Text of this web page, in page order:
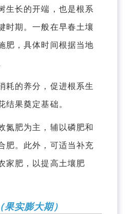
长的开端，也是根系
时期。一般在早春土壤
肥，具体时间根据当地
的养分，促进根系生
结果奠定基础。
肥为主，辅以磷肥和
肥。此外，可适当补充
家肥，以提高土壤肥
实膨大期）